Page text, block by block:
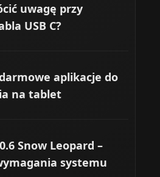
uwagę przy
USB C?
aplikacje do
na tablet
Snow Leopard –
systemu